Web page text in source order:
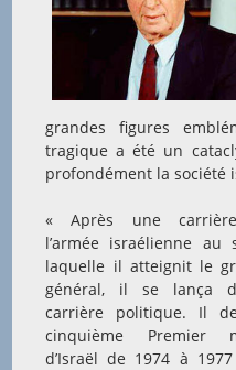
grandes figures
tragique a été un
profondément la société
« Après une
l’armée israélienne au
laquelle il atteignit le
général, il se lança
carrière politique. Il
cinquième Premier
d’Israël de 1974 à